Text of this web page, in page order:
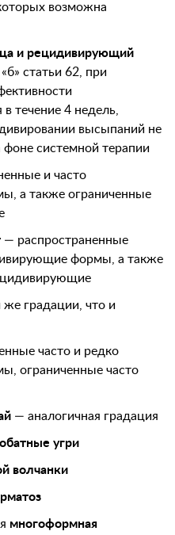
возможна
и рецидивирующий
статьи 62, при
течение 4 недель,
высыпаний не
системной терапии
и часто
а также ограниченные
— распространенные
формы, а также
градации, что и
часто и редко
ограниченные часто
— аналогичная градация
угри
волчанки
многоформная